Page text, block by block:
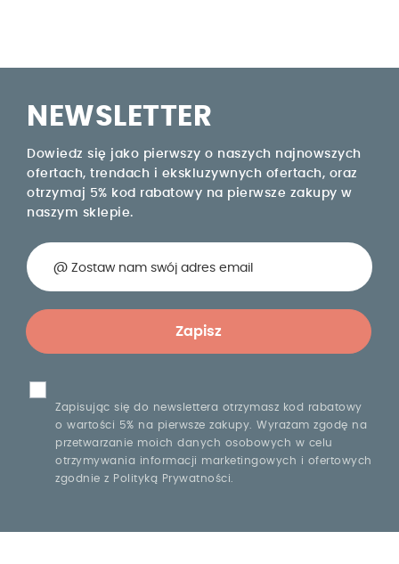
NEWSLETTER
Dowiedz się jako pierwszy o naszych najnowszych
ofertach, trendach i ekskluzywnych ofertach, oraz
otrzymaj 5% kod rabatowy na pierwsze zakupy w
naszym sklepie.
Zapisując się do newslettera otrzymasz kod rabatowy
o wartości 5% na pierwsze zakupy. Wyrażam zgodę na
przetwarzanie moich danych osobowych w celu
otrzymywania informacji marketingowych i ofertowych
zgodnie z Polityką Prywatności.